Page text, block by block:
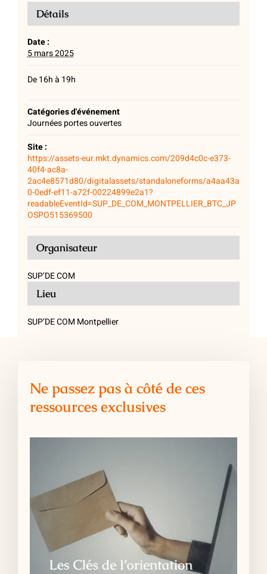
Détails
Date :
5 mars 2025
De 16h à 19h
Catégories d'événement
Journées portes ouvertes
Site :
https://assets-eur.mkt.dynamics.com/209d4c0c-e373-
40f4-ac8a-
2ac4e8571d80/digitalassets/standaloneforms/a4aa43a
0-0edf-ef11-a72f-00224899e2a1?
readableEventId=SUP_DE_COM_MONTPELLIER_BTC_JP
OSPO515369500
Lieu
SUP’DE COM Montpellier
Organisateur
SUP’DE COM
Ne passez pas à côté de ces
ressources exclusives